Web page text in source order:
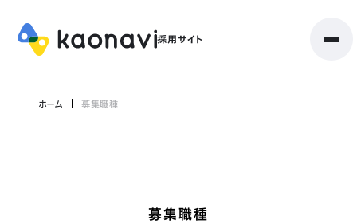
ホーム 募集職種
募集職種